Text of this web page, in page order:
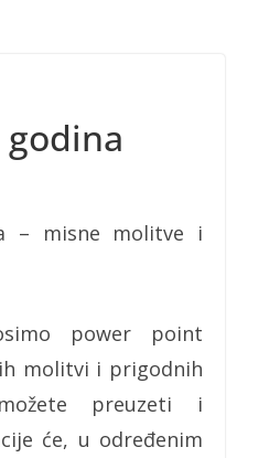
– misne molitve i
power point
molitvi i prigodnih
preuzeti i
će, u određenim